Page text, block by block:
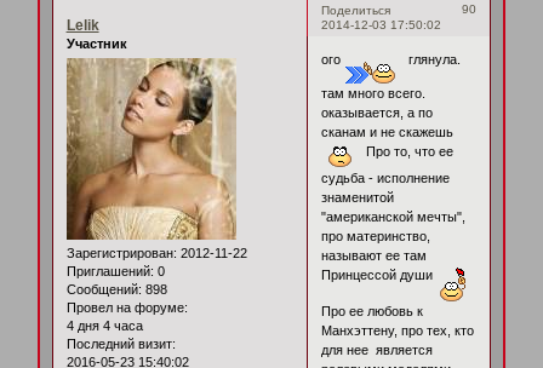
Поделиться
90
2014-12-03 17:50:02
Lelik
Участник
Зарегистрирован: 2012-11-22
Приглашений: 0
Сообщений: 898
Провел на форуме:
4 дня 4 часа
Последний визит:
2016-05-23 15:40:02
ого глянула.
там много всего.
оказывается, а по
сканам и не скажешь
Про то, что ее
судьба - исполнение
знаменитой
"американской мечты",
про материнство,
называют ее там
Принцессой души
Про ее любовь к
Манхэттену, про тех, кто
для нее является